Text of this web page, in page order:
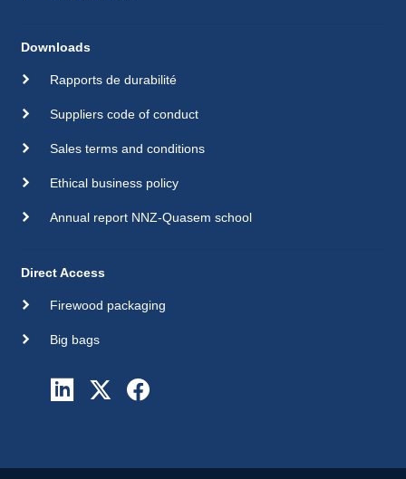
Downloads
Rapports de durabilité
Suppliers code of conduct
Sales terms and conditions
Ethical business policy
Annual report NNZ-Quasem school
Direct Access
Firewood packaging
Big bags